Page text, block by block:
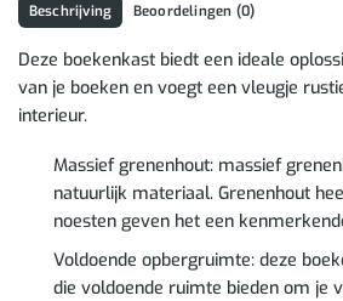
Beschrijving Beoordelingen (0)
Deze boekenkast biedt een ideale
van je boeken en voegt een vleugje
interieur.
Massief grenenhout: massief
natuurlijk materiaal. Grenenhout
noesten geven het een
Voldoende opbergruimte: deze
die voldoende ruimte bieden om je